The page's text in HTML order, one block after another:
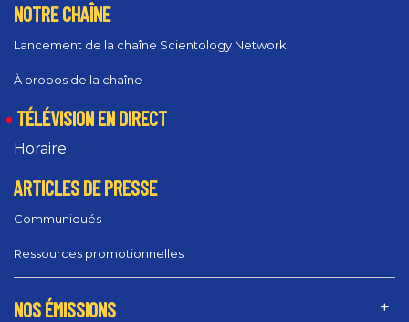
NOTRE CHAÎNE
Lancement de la chaîne Scientology Network
À propos de la chaîne
TÉLÉVISION EN DIRECT
Horaire
ARTICLES DE PRESSE
Communiqués
Ressources promotionnelles
NOS ÉMISSIONS